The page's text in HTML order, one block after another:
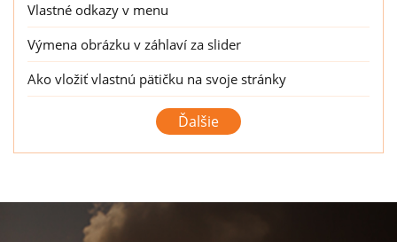
Vlastný kód
Zámok
Zmazanie stránok
Vlastné odkazy v menu
Výmena obrázku v záhlaví za slider
Ako vložiť vlastnú pätičku na svoje stránky
Zmena obrázku v pozadí šablóny
Vloženie ikony stránky
Zmena farby pozadia šablóny